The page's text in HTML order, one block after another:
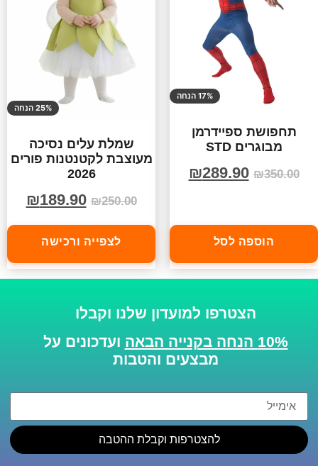
17% הנחה
תחפושת ספיידרמן
מבוגרים STD
₪350.00
₪289.90
הוספה לסל
25% הנחה
שמלת עלים נסיכה
מעוצבת לקטנטנות פורים
2026
₪250.00
₪189.90
לצפייה ורכישה
הצטרפו למועדון שלנו וקבלו
10% הנחה בקנייה הבאה
ועדכונים על
מבצעים והטבות
להצטרפות וקבלת ההטבה